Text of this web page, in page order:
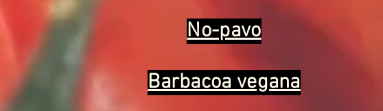
No-pavo
Barbacoa vegana